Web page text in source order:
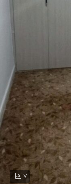
7